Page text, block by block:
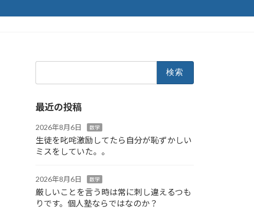
最近の投稿
2026年8月6日 数学
生徒を叱咤激励してたら自分が恥ずかしい
ミスをしていた。。
2026年8月6日 数学
厳しいことを言う時は常に刺し違えるつも
りです。個人塾ならではなのか？